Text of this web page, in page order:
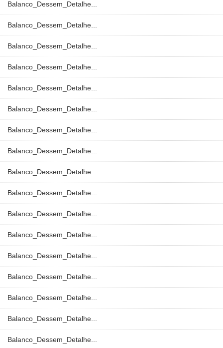
Balanco_Dessem_Detalhe...
Balanco_Dessem_Detalhe...
Balanco_Dessem_Detalhe...
Balanco_Dessem_Detalhe...
Balanco_Dessem_Detalhe...
Balanco_Dessem_Detalhe...
Balanco_Dessem_Detalhe...
Balanco_Dessem_Detalhe...
Balanco_Dessem_Detalhe...
Balanco_Dessem_Detalhe...
Balanco_Dessem_Detalhe...
Balanco_Dessem_Detalhe...
Balanco_Dessem_Detalhe...
Balanco_Dessem_Detalhe...
Balanco_Dessem_Detalhe...
Balanco_Dessem_Detalhe...
Balanco_Dessem_Detalhe...